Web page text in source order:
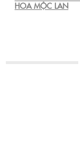
HOA MỘC LAN